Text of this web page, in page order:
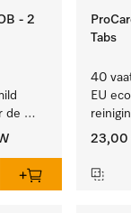
- 2
de
Tabs
40
EU
23,00